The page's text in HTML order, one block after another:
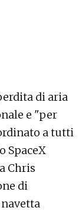
di aria
e "per
a tutti
SpaceX
Chris
di